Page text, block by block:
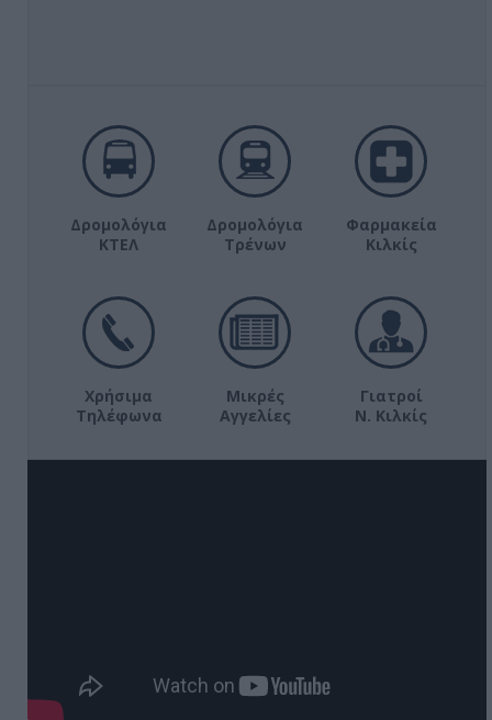
Δρομολόγια
ΚΤΕΛ
Δρομολόγια
Τρένων
Φαρμακεία
Κιλκίς
Χρήσιμα
Τηλέφωνα
Μικρές
Αγγελίες
Γιατροί
Ν. Κιλκίς